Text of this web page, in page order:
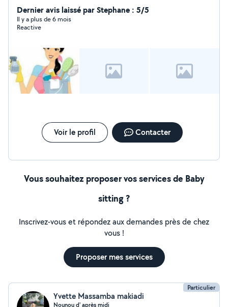
vitres. Étant très minutieuse, bien organisée, discrète et
rapide. Je gère toutes les tâches à effectuer afin de
vous faciliter la vie un maximum. Je peux aussi emmener
ponctuel.Je suis disponible tous les jours les jours fériés
également. Contactez-moi
Dernier avis laissé par Stephane : 5/5
Il y a plus de 6 mois
Reactive
Voir le profil Contacter
Vous souhaitez proposer vos services de Baby
sitting ?
Inscrivez-vous et répondez aux demandes près de chez
vous !
Proposer mes services
Particulier
Yvette Massamba makiadi
Nounou d' après midi